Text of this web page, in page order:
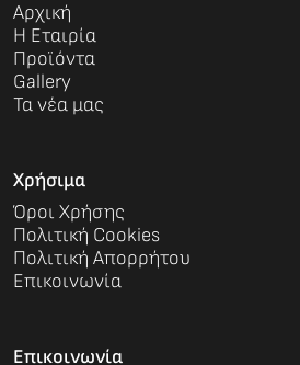
Αρχική
Η Εταιρία
Προϊόντα
Gallery
Τα νέα μας
Χρήσιμα
Όροι Χρήσης
Πολιτική Cookies
Πολιτική Απορρήτου
Επικοινωνία
Επικοινωνία